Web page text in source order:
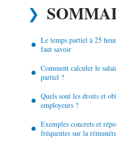
Le temps partiel à 25
faut savoir
Comment calculer le
partiel ?
Quels sont les droits et
employeurs ?
Exemples concrets et
fréquentes sur la